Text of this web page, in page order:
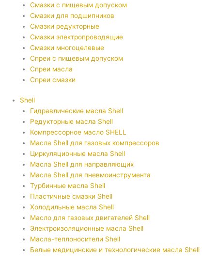
Смазки с пищевым допуском
Смазки для подшипников
Смазки редукторные
Смазки электропроводящие
Смазки многоцелевые
Спреи с пищевым допуском
Спреи масла
Спреи смазки
Shell
Гидравлические масла Shell
Редукторные масла Shell
Компрессорное масло SHELL
Масла Shell для газовых компрессоров
Циркуляционные масла Shell
Масла Shell для направляющих
Масла Shell для пневмоинструмента
Турбинные масла Shell
Пластичные смазки Shell
Холодильные масла Shell
Масло для газовых двигателей Shell
Электроизоляционные масла Shell
Масла-теплоносители Shell
Белые медицинские и технологические масла Shell